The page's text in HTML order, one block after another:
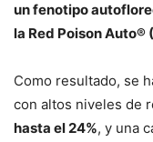
un fenotipo
la Red Poison
Como resultado, se
con altos niveles de
hasta el 24%, y una